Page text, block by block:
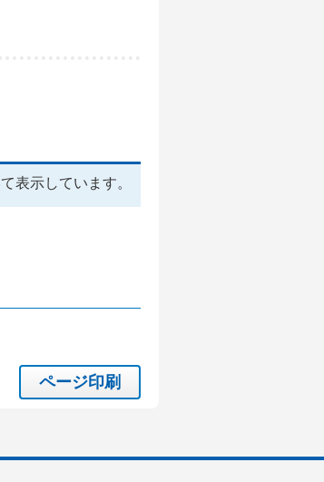
表示しています。
ページ印刷